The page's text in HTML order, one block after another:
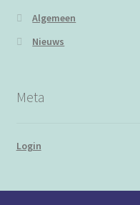
Algemeen
Nieuws
Meta
Login